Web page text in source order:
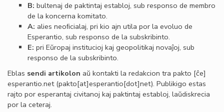
B: bultenaj de paktintaj establoj, sub responso de membro
de la koncerna komitato.
A: alies neoﬁcialaj, pri kio ajn utila por la evoluo de
Esperantio, sub responso de la subskribinto.
E: pri Eŭropaj institucioj kaj geopolitikaj novaĵoj, sub
responso de la subskribinto.
Eblas sendi artikolon aŭ kontakti la redakcion tra pakto [ĉe]
esperantio.net(pakto[at]esperantio[dot]net). Publikigo estas
rajto por esperantaj civitanoj kaj paktintaj establoj, laŭdiskrecia
por la ceteraj.